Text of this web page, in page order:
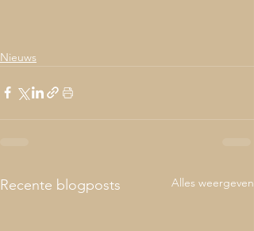
Nieuws
Recente blogposts Alles weergeven